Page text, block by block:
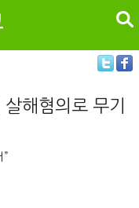
검색
해혐의로 무기
”